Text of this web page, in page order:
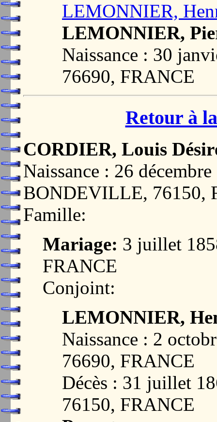
LEMONNIER,
LEMONNIER,
Naissance : 30
76690, FRANCE
Retour à
CORDIER, Louis
Naissance : 26
BONDEVILLE, 76150,
Famille:
Mariage: 3 juillet
FRANCE
Conjoint:
LEMONNIER,
Naissance : 2
76690, FRANCE
Décès : 31 juillet
76150, FRANCE